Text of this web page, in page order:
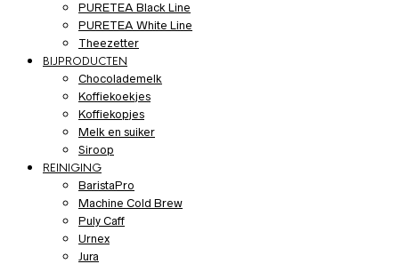
PURETEA Black Line
PURETEA White Line
Theezetter
BIJPRODUCTEN
Chocolademelk
Koffiekoekjes
Koffiekopjes
Melk en suiker
Siroop
REINIGING
BaristaPro
Machine Cold Brew
Puly Caff
Urnex
Jura